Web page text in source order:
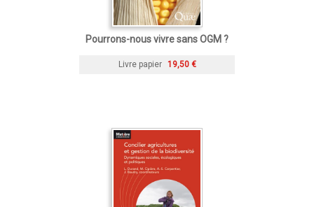
Pourrons-nous vivre sans OGM ?
Livre papier 19,50 €